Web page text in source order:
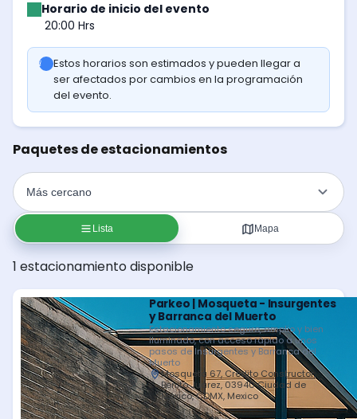
Horario de inicio del evento
20:00 Hrs
Estos horarios son estimados y pueden llegar a
ser afectados por cambios en la programación
del evento.
Paquetes de estacionamientos
Lista Mapa
1 estacionamiento disponible
Parkeo | Mosqueta - Insurgentes
y Barranca del Muerto
Estacionamiento seguro, amplio y bien
iluminado, con acceso rápido a unos
pasos de Insurgentes y Barranca del
Muerto
Mosqueta 67, Crédito Constructor,
Benito Juárez, 03940 Ciudad de
México, CDMX, Mexico